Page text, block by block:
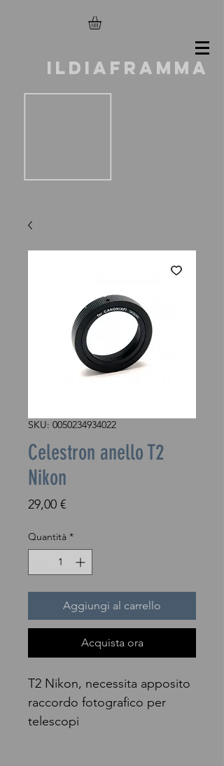
ILDIAFRAMMA
SKU: 0050234934022
Celestron anello T2
Nikon
29,00 €Prezzo
Quantità *
Aggiungi al carrello
Acquista ora
T2 Nikon, necessita apposito
raccordo fotografico per
telescopi